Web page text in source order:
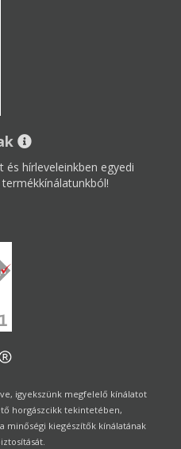
hírleveleinkben egyedi
igyekszünk megfelelő kínálatot
horgászcikk tekintetében,
minőségi kiegészítők kínálatának